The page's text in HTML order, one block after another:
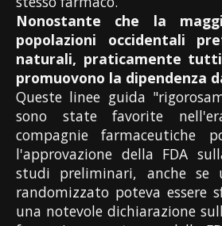
Nonostante che la
popolazioni occidentali
naturali, praticamente
promuovono la dipendenza
Queste linee guida
sono state favorite
compagnie farmaceutiche
l'approvazione della FDA
studi preliminari, anche se
randomizzato poteva essere
una notevole dichiarazione